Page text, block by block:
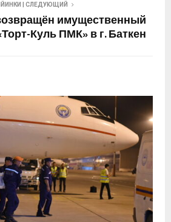
| СЛЕДУЮЩИЙ
имущественный
Куль ПМК» в г. Баткен